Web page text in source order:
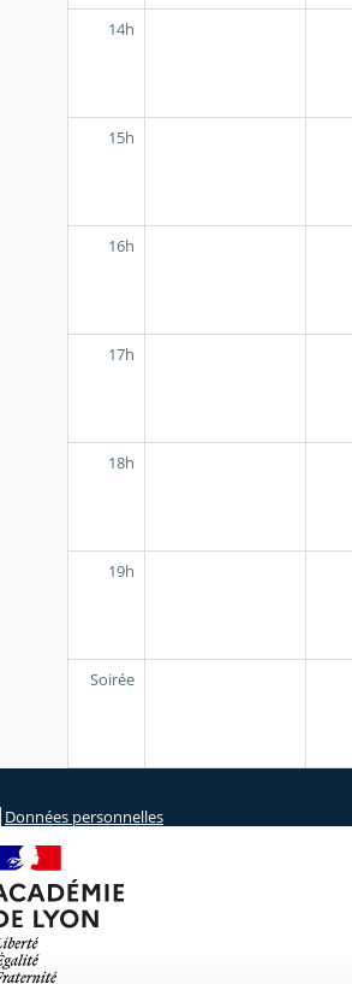
14h
15h
16h
17h
18h
19h
Soirée
Données personnelles